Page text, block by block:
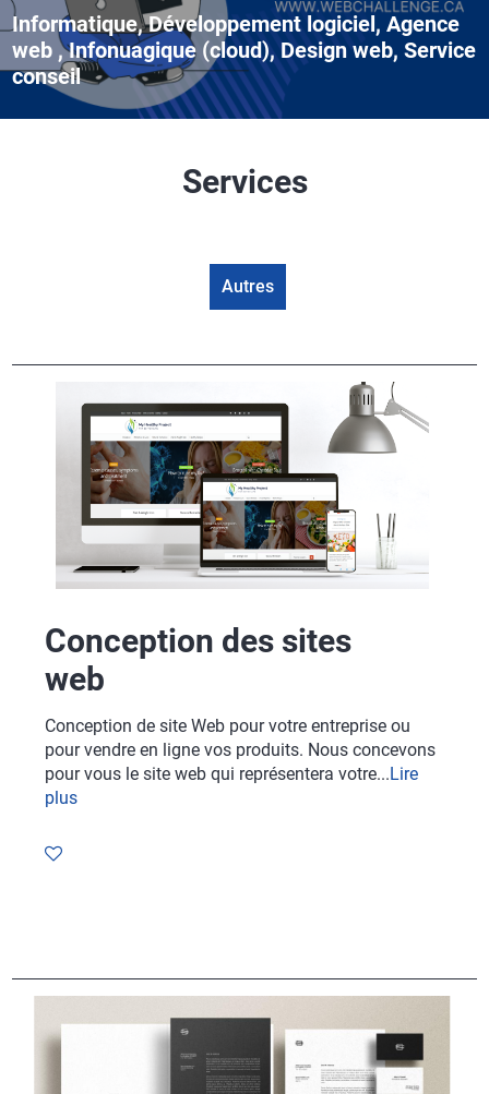
Informatique, Développement logiciel, Agence
web , Infonuagique (cloud), Design web, Service
conseil
Services
Autres
Conception des sites
web
Conception de site Web pour votre entreprise ou
pour vendre en ligne vos produits. Nous concevons
pour vous le site web qui représentera votre...Lire
plus